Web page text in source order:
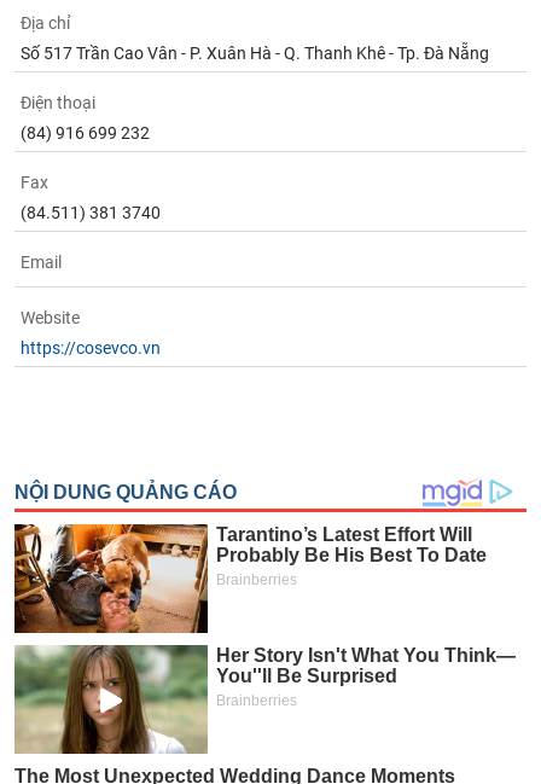
Địa chỉ
Số 517 Trần Cao Vân - P. Xuân Hà - Q. Thanh Khê - Tp. Đà Nẵng
Điện thoại
(84) 916 699 232
Fax
(84.511) 381 3740
Email
Website
https://cosevco.vn